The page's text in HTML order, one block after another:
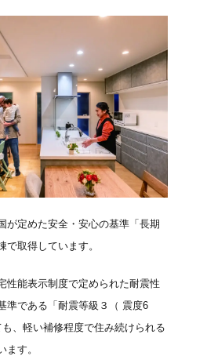
が定めた安全・安心の基準「長期
で取得しています。
性能表示制度で定められた耐震性
準である「耐震等級３（ 震度6
、軽い補修程度で住み続けられる
ます。